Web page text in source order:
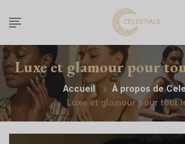
Luxe et glamour pour
Accueil
À propos de
Luxe et glamour pour tout